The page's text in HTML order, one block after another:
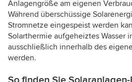
Anlagengröße am eigenen
Während überschüssige
Stromnetze eingespeist werden
Solarthermie aufgeheiztes Wasser
ausschließlich innerhalb des
werden.